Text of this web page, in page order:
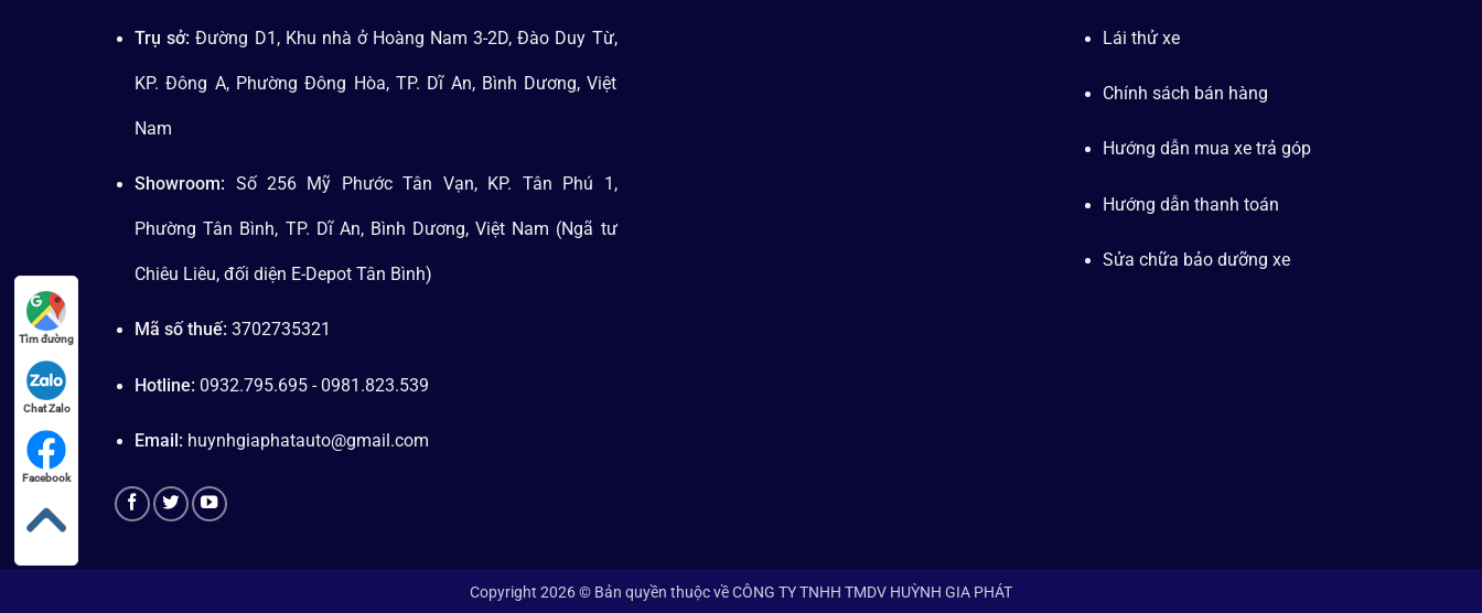
Trụ sở: Đường D1, Khu nhà ở Hoàng Nam 3-2D, Đào Duy Từ,
KP. Đông A, Phường Đông Hòa, TP. Dĩ An, Bình Dương, Việt
Nam
Showroom: Số 256 Mỹ Phước Tân Vạn, KP. Tân Phú 1,
Phường Tân Bình, TP. Dĩ An, Bình Dương, Việt Nam (Ngã tư
Chiêu Liêu, đối diện E-Depot Tân Bình)
Mã số thuế:3702735321
Hotline: 0932.795.695 - 0981.823.539
Email: huynhgiaphatauto@gmail.com
Lái thử xe
Chính sách bán hàng
Hướng dẫn mua xe trả góp
Hướng dẫn thanh toán
Sửa chữa bảo dưỡng xe
Copyright 2026 © Bản quyền thuộc về CÔNG TY TNHH TMDV HUỲNH GIA PHÁT
Tìm đường
Chat Zalo
Facebook